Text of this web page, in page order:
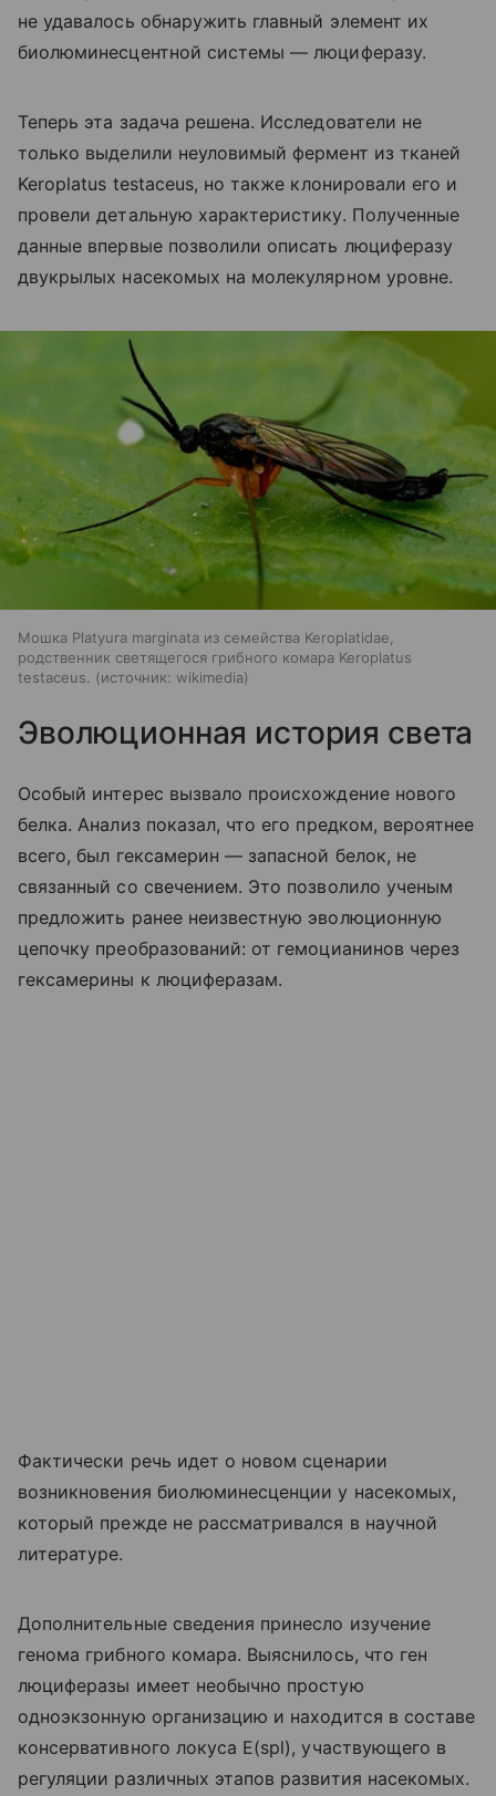
не удавалось обнаружить главный элемент их
биолюминесцентной системы — люциферазу.
Теперь эта задача решена. Исследователи не
только выделили неуловимый фермент из тканей
Keroplatus testaceus, но также клонировали его и
провели детальную характеристику. Полученные
данные впервые позволили описать люциферазу
двукрылых насекомых на молекулярном уровне.
Мошка Platyura marginata из семейства Keroplatidae,
родственник светящегося грибного комара Keroplatus
testaceus.
источник: wikimedia
Эволюционная история света
Особый интерес вызвало происхождение нового
белка. Анализ показал, что его предком, вероятнее
всего, был гексамерин — запасной белок, не
связанный со свечением. Это позволило ученым
предложить ранее неизвестную эволюционную
цепочку преобразований: от гемоцианинов через
гексамерины к люциферазам.
Фактически речь идет о новом сценарии
возникновения биолюминесценции у насекомых,
который прежде не рассматривался в научной
литературе.
Дополнительные сведения принесло изучение
генома грибного комара. Выяснилось, что ген
люциферазы имеет необычно простую
одноэкзонную организацию и находится в составе
консервативного локуса E(spl), участвующего в
регуляции различных этапов развития насекомых.